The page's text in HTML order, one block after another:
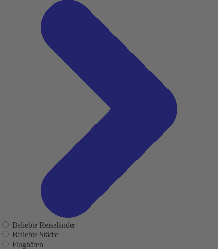
Beliebte Reiseländer
Beliebte Städte
Flughäfen